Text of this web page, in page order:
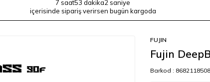
7 saat53 dakika2 saniye
içerisinde sipariş verirsen bugün kargoda
FUJIN
Fujin
Barkod :